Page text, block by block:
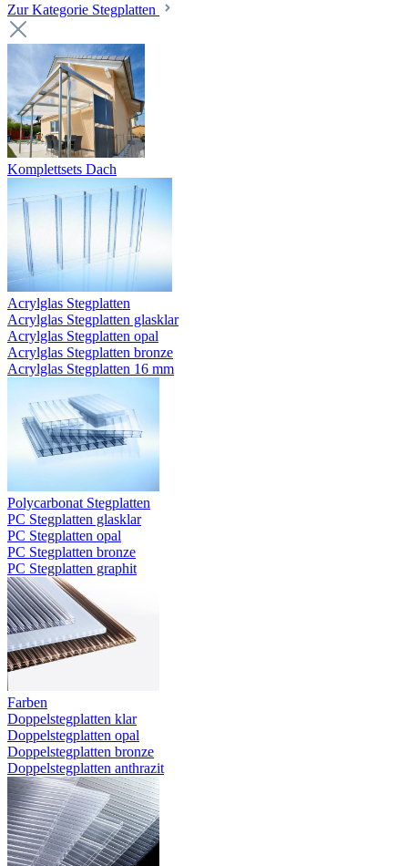
Zur Kategorie Stegplatten
Komplettsets Dach
Acrylglas Stegplatten
Acrylglas Stegplatten glasklar
Acrylglas Stegplatten opal
Acrylglas Stegplatten bronze
Acrylglas Stegplatten 16 mm
Polycarbonat Stegplatten
PC Stegplatten glasklar
PC Stegplatten opal
PC Stegplatten bronze
PC Stegplatten graphit
Farben
Doppelstegplatten klar
Doppelstegplatten opal
Doppelstegplatten bronze
Doppelstegplatten anthrazit